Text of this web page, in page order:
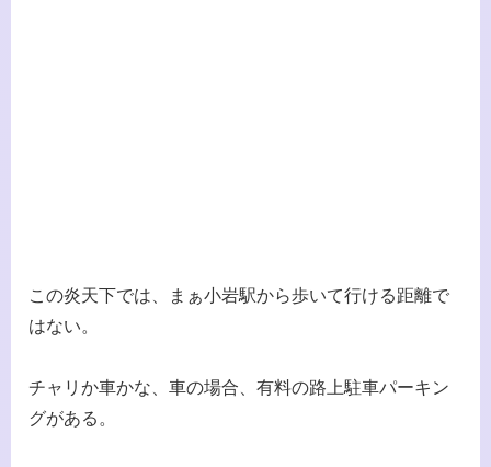
この炎天下では、まぁ小岩駅から歩いて行ける距離で
はない。
チャリか車かな、車の場合、有料の路上駐車パーキン
グがある。